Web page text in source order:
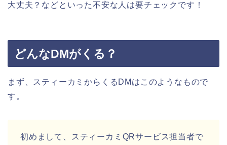
大丈夫？などといった不安な人は要チェックです！
どんなDMがくる？
まず、スティーカミからくるDMはこのようなもので
す。
初めまして、スティーカミQRサービス担当者で